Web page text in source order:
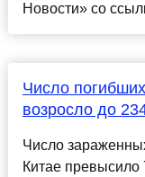
Новости» со
Число
возросло до
Число
Китае превысило